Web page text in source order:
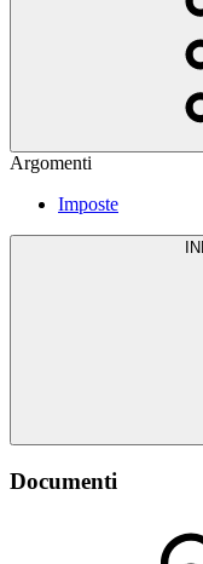
Argomenti
Imposte
Documenti